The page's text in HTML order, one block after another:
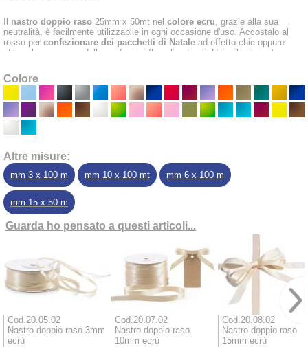
Il nastro doppio raso 25mm x 50mt nel colore ecru , grazie alla sua
neutralità, è facilmente utilizzabile in ogni occasione d'uso. Accostalo al
rosso per confezionare dei pacchetti di Natale ad effetto chic oppure
utilizzalo per creare delle confezioni floreali naturali. Uniscilo al
nastro
cioccolato per ottenere un effetto raffinato.
Colore
Altre misure:
mm 3 x 100 m mm 10 x 100 mt mm 6 x 100 m
mm 15 x 50 m
Guarda ho pensato a questi articoli...
Cod.20.05.02
Nastro doppio raso 3mm
ecrù
Cod.20.07.02
Nastro doppio raso
10mm ecrù
Cod.20.08.02
Nastro doppio raso
15mm ecrù